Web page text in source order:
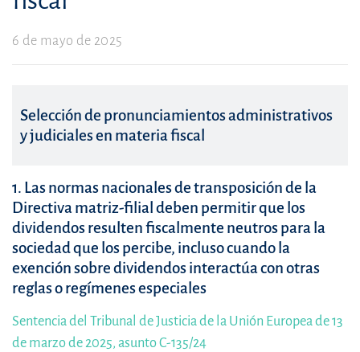
6 de mayo de 2025
Selección de pronunciamientos administrativos
y judiciales en materia fiscal
1. Las normas nacionales de transposición de la
Directiva matriz-filial deben permitir que los
dividendos resulten fiscalmente neutros para la
sociedad que los percibe, incluso cuando la
exención sobre dividendos interactúa con otras
reglas o regímenes especiales
Sentencia del Tribunal de Justicia de la Unión Europea de 13
de marzo de 2025, asunto C-135/24